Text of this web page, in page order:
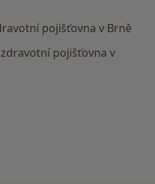
pojišťovna v Brně
pojišťovna v